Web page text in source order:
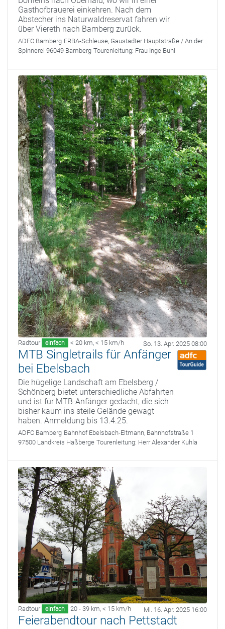
Gasthofbrauerei einkehren. Nach dem
Abstecher ins Naturwaldreservat fahren wir
über Viereth nach Bamberg zurück.
ADFC Bamberg ERBA-Schleuse, Gaustadter Hauptstraße / An der
Spinnerei 96049 Bamberg Tourenleitung: Frau Inge Buhl
Radtour einfach < 20 km, < 15 km/h So. 13. Apr. 2025 08:00
MTB Singletrails für Anfänger
bei Ebelsbach
Die hügelige Landschaft am Ebelsberg /
Schönberg bietet unterschiedliche Abfahrten
und ist für MTB-Anfänger gedacht, die sich
bisher kaum ins steile Gelände gewagt
haben. Anmeldung bis 13.4.25.
ADFC Bamberg Bahnhof Ebelsbach-Eltmann, Bahnhofstraße 1
97500 Landkreis Haßberge Tourenleitung: Herr Alexander Kuhla
Radtour einfach 20 - 39 km, < 15 km/h Mi. 16. Apr. 2025 16:00
Feierabendtour nach Pettstadt